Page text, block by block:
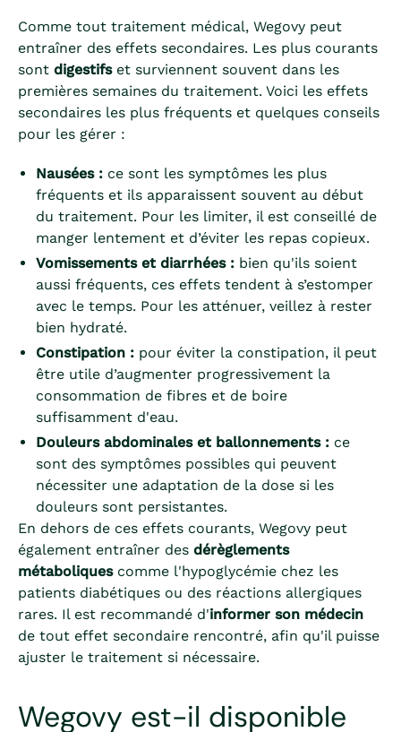
Comme tout traitement médical, Wegovy peut
entraîner des effets secondaires. Les plus courants
sont digestifset surviennent souvent dans les
premières semaines du traitement. Voici les effets
secondaires les plus fréquents et quelques conseils
pour les gérer :
Nausées : ce sont les symptômes les plus
fréquents et ils apparaissent souvent au début
du traitement. Pour les limiter, il est conseillé de
manger lentement et d’éviter les repas copieux.
Vomissements et diarrhées : bien qu'ils soient
aussi fréquents, ces effets tendent à s’estomper
avec le temps. Pour les atténuer, veillez à rester
bien hydraté.
Constipation : pour éviter la constipation, il peut
être utile d’augmenter progressivement la
consommation de fibres et de boire
suffisamment d'eau.
Douleurs abdominales et ballonnements : ce
sont des symptômes possibles qui peuvent
nécessiter une adaptation de la dose si les
douleurs sont persistantes.
En dehors de ces effets courants, Wegovy peut
également entraîner des dérèglements
métaboliquescomme l'hypoglycémie chez les
patients diabétiques ou des réactions allergiques
rares. Il est recommandé d'informer son médecin
de tout effet secondaire rencontré, afin qu'il puisse
ajuster le traitement si nécessaire.
Wegovy est-il disponible